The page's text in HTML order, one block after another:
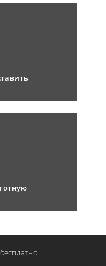
бесплатно